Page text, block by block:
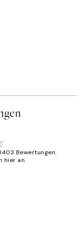
Bewertungen.
hier an.